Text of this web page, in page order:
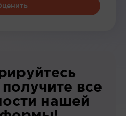
все
нашей